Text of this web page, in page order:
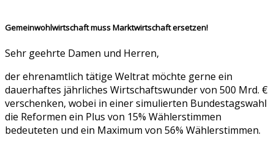
Gemeinwohlwirtschaft muss Marktwirtschaft ersetzen!
Sehr geehrte Damen und Herren,
der ehrenamtlich tätige Weltrat möchte gerne ein
dauerhaftes jährliches Wirtschaftswunder von 500 Mrd. €
verschenken, wobei in einer simulierten Bundestagswahl
die Reformen ein Plus von 15% Wählerstimmen
bedeuteten und ein Maximum von 56% Wählerstimmen.